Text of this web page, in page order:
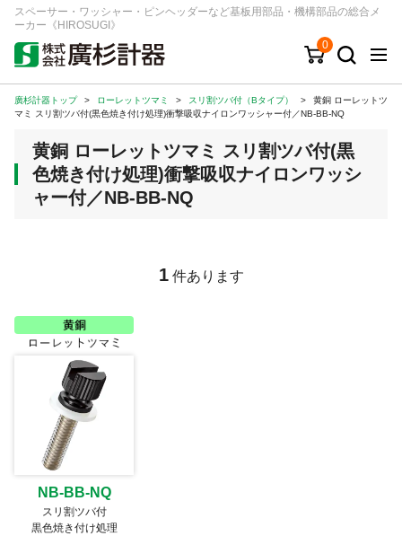
スペーサー・ワッシャー・ピンヘッダーなど基板用部品・機構部品の総合メ
ーカー《HIROSUGI》
0
キーワード 品番/シリーズ
商品カテゴリから探す
ジャンルから探す
シリーズから探す
ご利用ガイド
お問い合わせ窓口
会社情報
廣杉計器トップ > ローレットツマミ > スリ割ツバ付（Bタイプ） >
黄銅 ローレットツ
マミ スリ割ツバ付(黒色焼き付け処理)衝撃吸収ナイロンワッシャー付／NB-BB-NQ
黄銅 ローレットツマミ スリ割ツバ付(黒
色焼き付け処理)衝撃吸収ナイロンワッシ
ャー付／NB-BB-NQ
1 件あります
NB-BB-NQ
スリ割ツバ付
黒色焼き付け処理